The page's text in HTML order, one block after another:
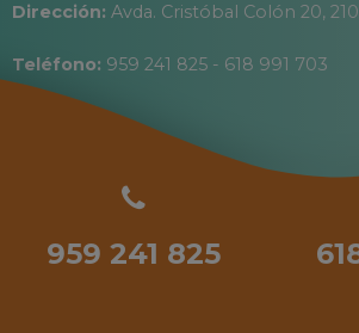
Dirección: Avda. Cristóbal Colón 20,
Teléfono: 959 241 825 - 618 991 703
959 241 825